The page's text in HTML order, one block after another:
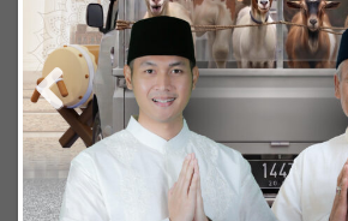
Previous